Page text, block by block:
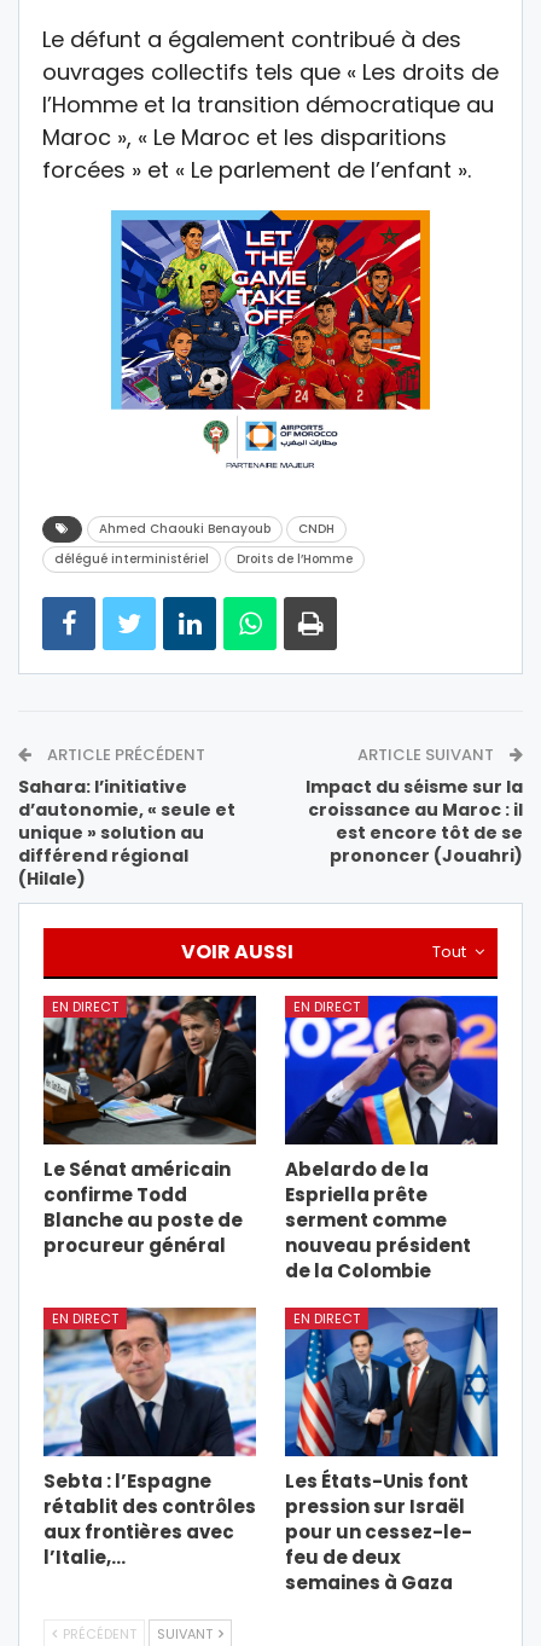
Le défunt a également contribué à des
ouvrages collectifs tels que « Les droits de
l’Homme et la transition démocratique au
Maroc », « Le Maroc et les disparitions
forcées » et « Le parlement de l’enfant ».
Ahmed Chaouki Benayoub
CNDH
délégué interministériel
Droits de l’Homme
ARTICLE PRÉCÉDENT
Sahara: l’initiative
d’autonomie, « seule et
unique » solution au
différend régional
(Hilale)
ARTICLE SUIVANT
Impact du séisme sur la
croissance au Maroc : il
est encore tôt de se
prononcer (Jouahri)
Tout
VOIR AUSSI
EN DIRECT
Le Sénat américain
confirme Todd
Blanche au poste de
procureur général
EN DIRECT
Abelardo de la
Espriella prête
serment comme
nouveau président
de la Colombie
EN DIRECT
Sebta : l’Espagne
rétablit des contrôles
aux frontières avec
l’Italie,…
EN DIRECT
Les États-Unis font
pression sur Israël
pour un cessez-le-
feu de deux
semaines à Gaza
PRÉCÉDENT SUIVANT